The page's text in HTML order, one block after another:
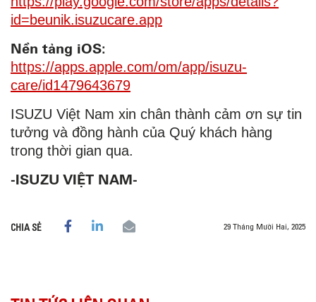
id=beunik.isuzucare.app
Nền tảng iOS:
https://apps.apple.com/om/app/isuzu-
care/id1479643679
ISUZU Việt Nam xin chân thành cảm ơn sự tin
tưởng và đồng hành của Quý khách hàng
trong thời gian qua.
-ISUZU VIỆT NAM-
CHIA SẺ 29 Tháng Mười Hai, 2025